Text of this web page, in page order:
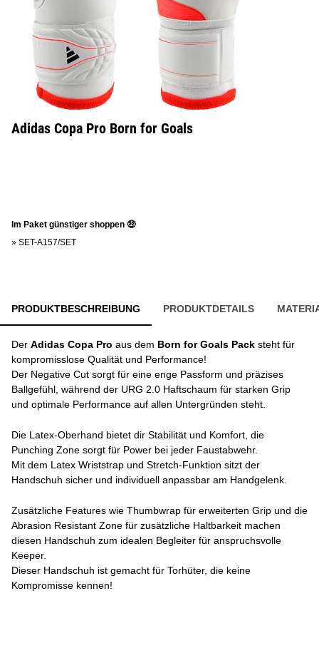
Adidas Copa Pro Born for Goals
Im Paket günstiger shoppen 🤑
» SET-A157/SET
PRODUKTBESCHREIBUNG PRODUKTDETAILS
Der Adidas Copa Pro aus dem Born for Goals Pack steht für
kompromisslose Qualität und Performance!
Der Negative Cut sorgt für eine enge Passform und präzises
Ballgefühl, während der URG 2.0 Haftschaum für starken Grip
und optimale Performance auf allen Untergründen steht.
Die Latex-Oberhand bietet dir Stabilität und Komfort, die
Punching Zone sorgt für Power bei jeder Faustabwehr.
Mit dem Latex Wriststrap und Stretch-Funktion sitzt der
Handschuh sicher und individuell anpassbar am Handgelenk.
Zusätzliche Features wie Thumbwrap für erweiterten Grip und die
Abrasion Resistant Zone für zusätzliche Haltbarkeit machen
diesen Handschuh zum idealen Begleiter für anspruchsvolle
Keeper.
Dieser Handschuh ist gemacht für Torhüter, die keine
Kompromisse kennen!